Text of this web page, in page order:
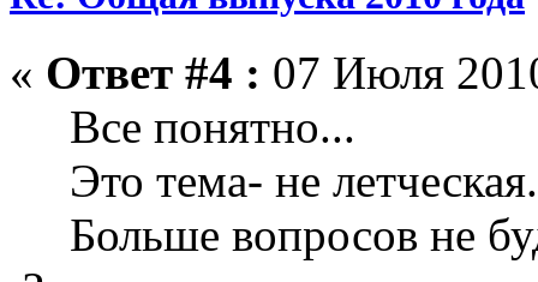
« Ответ #4 : 07 Июля
Все понятно...
Это тема- не летческая.
Больше вопросов не